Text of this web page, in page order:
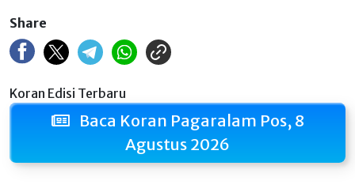
Share
Koran Edisi Terbaru
Baca Koran Pagaralam Pos, 8
Agustus 2026